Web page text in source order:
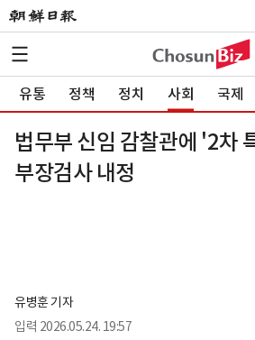
유통 정책 정치 사회 국제
법무부 신임 감찰관에 '2차
부장검사 내정
유병훈 기자
입력 2026.05.24. 19:57